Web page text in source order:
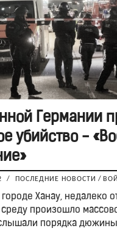
Германии
убийство -
/ ПОСЛЕДНИЕ НОВОСТИ /
Ханау, недалеко
произошло
порядка